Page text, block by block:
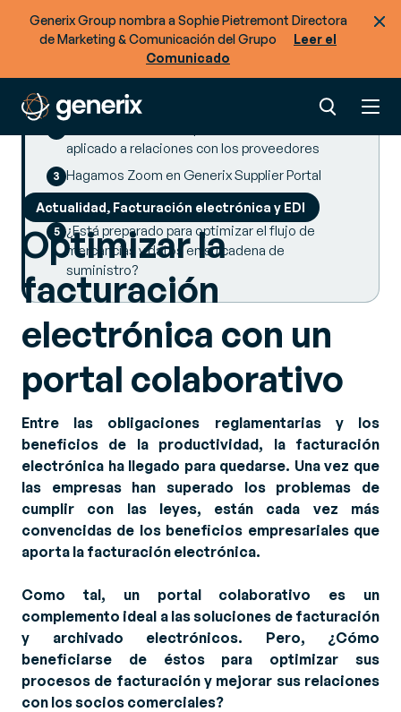
Generix Group nombra a Sophie Pietremont Directora
de Marketing & Comunicación del Grupo
Leer el
Comunicado
Actualidad, Facturación electrónica y EDI
Optimizar la
facturación
electrónica con un
portal colaborativo
Entre las obligaciones reglamentarias y los
beneficios de la productividad, la facturación
electrónica ha llegado para quedarse. Una vez que
las empresas han superado los problemas de
cumplir con las leyes, están cada vez más
convencidas de los beneficios empresariales que
aporta la facturación electrónica.
Como tal, un portal colaborativo es un
complemento ideal a las soluciones de facturación
y archivado electrónicos. Pero, ¿Cómo
beneficiarse de éstos para optimizar sus
procesos de facturación y mejorar sus relaciones
con los socios comerciales?
Portal colaborativo: ¿Por qué debería tener uno?
aplicado a relaciones con los proveedores
Hagamos Zoom en Generix Supplier Portal
Más artículos
¿Está preparado para optimizar el flujo de
mercancías y datos en su cadena de
suministro?